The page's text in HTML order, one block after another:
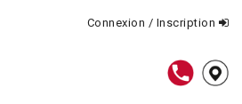
Connexion / Inscription